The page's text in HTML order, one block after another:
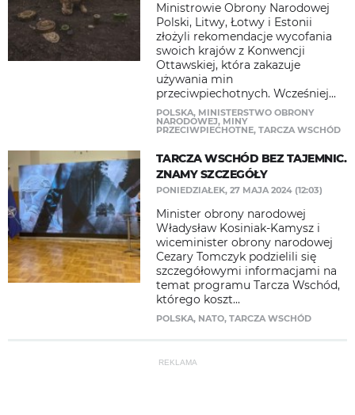
Ministrowie Obrony Narodowej
Polski, Litwy, Łotwy i Estonii
złożyli rekomendacje wycofania
swoich krajów z Konwencji
Ottawskiej, która zakazuje
używania min
przeciwpiechotnych. Wcześniej...
POLSKA, MINISTERSTWO OBRONY
NARODOWEJ, MINY
PRZECIWPIECHOTNE, TARCZA WSCHÓD
TARCZA WSCHÓD BEZ TAJEMNIC.
ZNAMY SZCZEGÓŁY
PONIEDZIAŁEK, 27 MAJA 2024 (12:03)
Minister obrony narodowej
Władysław Kosiniak-Kamysz i
wiceminister obrony narodowej
Cezary Tomczyk podzielili się
szczegółowymi informacjami na
temat programu Tarcza Wschód,
którego koszt...
POLSKA, NATO, TARCZA WSCHÓD
REKLAMA